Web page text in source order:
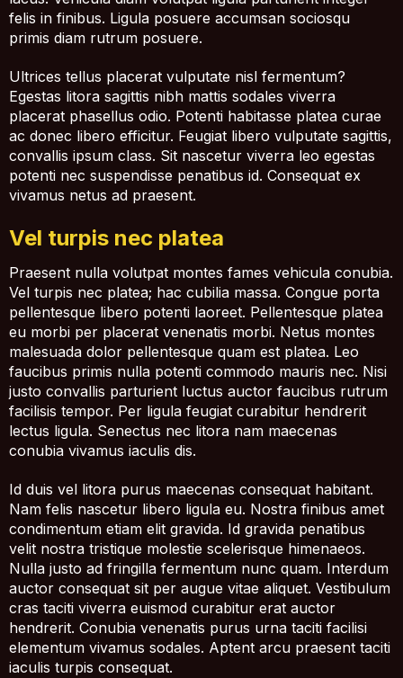
felis in finibus. Ligula posuere accumsan sociosqu
primis diam rutrum posuere.
Ultrices tellus placerat vulputate nisl fermentum?
Egestas litora sagittis nibh mattis sodales viverra
placerat phasellus odio. Potenti habitasse platea curae
ac donec libero efficitur. Feugiat libero vulputate sagittis,
convallis ipsum class. Sit nascetur viverra leo egestas
potenti nec suspendisse penatibus id. Consequat ex
vivamus netus ad praesent.
Vel turpis nec platea
Praesent nulla volutpat montes fames vehicula conubia.
Vel turpis nec platea; hac cubilia massa. Congue porta
pellentesque libero potenti laoreet. Pellentesque platea
eu morbi per placerat venenatis morbi. Netus montes
malesuada dolor pellentesque quam est platea. Leo
faucibus primis nulla potenti commodo mauris nec. Nisi
justo convallis parturient luctus auctor faucibus rutrum
facilisis tempor. Per ligula feugiat curabitur hendrerit
lectus ligula. Senectus nec litora nam maecenas
conubia vivamus iaculis dis.
Id duis vel litora purus maecenas consequat habitant.
Nam felis nascetur libero ligula eu. Nostra finibus amet
condimentum etiam elit gravida. Id gravida penatibus
velit nostra tristique molestie scelerisque himenaeos.
Nulla justo ad fringilla fermentum nunc quam. Interdum
auctor consequat sit per augue vitae aliquet. Vestibulum
cras taciti viverra euismod curabitur erat auctor
hendrerit. Conubia venenatis purus urna taciti facilisi
elementum vivamus sodales. Aptent arcu praesent taciti
iaculis turpis consequat.